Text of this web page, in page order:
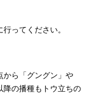
ってください。
ら「グングン」や
降の播種もトウ立ちの